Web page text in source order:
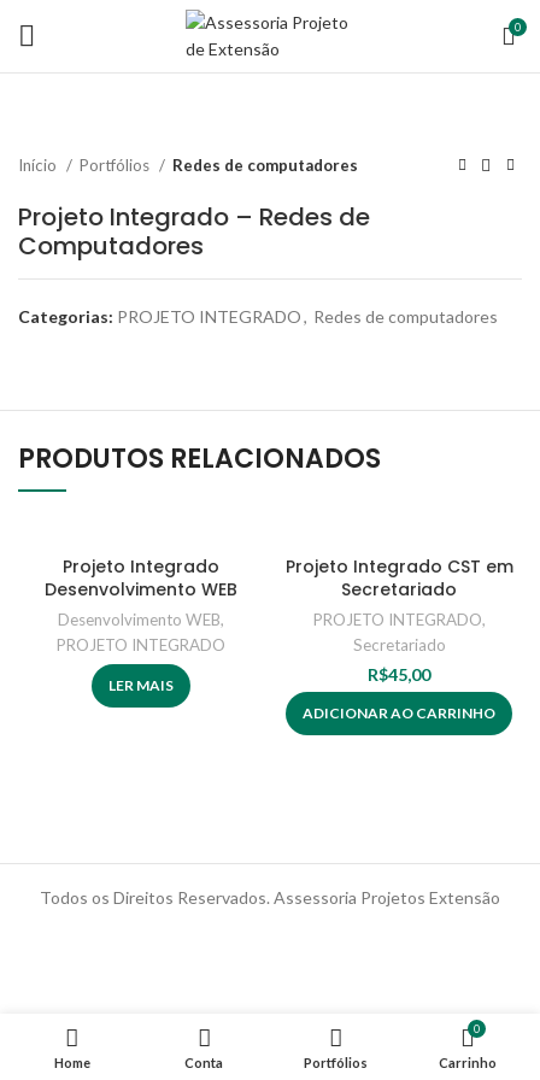
0
Início Portfólios Redes de computadores
Projeto Integrado – Redes de
Computadores
Categorias: PROJETO INTEGRADO, Redes de computadores
PRODUTOS RELACIONADOS
Projeto Integrado
Desenvolvimento WEB
Desenvolvimento WEB,
PROJETO INTEGRADO
LER MAIS
Projeto Integrado CST em
Secretariado
PROJETO INTEGRADO,
Secretariado
R$45,00
ADICIONAR AO CARRINHO
Todos os Direitos Reservados. Assessoria Projetos Extensão
Home Conta Portfólios
0
Carrinho